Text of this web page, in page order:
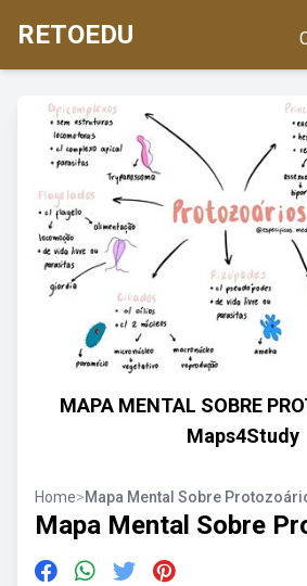
RETOEDU
MAPA MENTAL SOBRE
Maps4Study
Home>Mapa Mental Sobre
Mapa Mental Sobre